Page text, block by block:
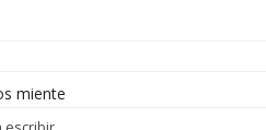
miente